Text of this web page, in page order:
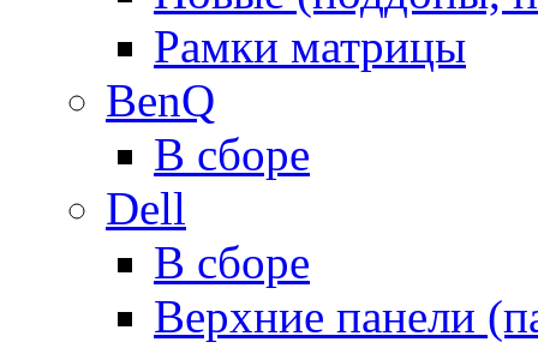
Рамки матрицы
BenQ
В сборе
Dell
В сборе
Верхние панели